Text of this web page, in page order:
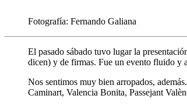
Fotografía: Fernando Galiana
El pasado sábado tuvo lugar la
dicen) y de firmas. Fue un evento fluido y
Nos sentimos muy bien arropados,
Caminart, Valencia Bonita, Passejant